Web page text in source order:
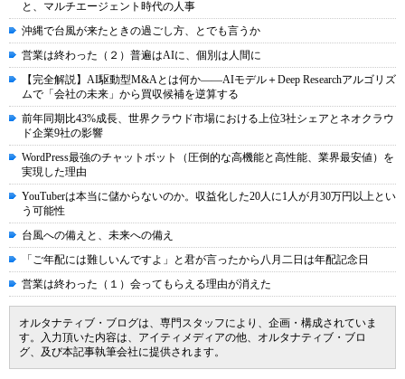
と、マルチエージェント時代の人事
沖縄で台風が来たときの過ごし方、とでも言うか
営業は終わった（２）普遍はAIに、個別は人間に
【完全解説】AI駆動型M&Aとは何か――AIモデル＋Deep Researchアルゴリズ
ムで「会社の未来」から買収候補を逆算する
前年同期比43%成長、世界クラウド市場における上位3社シェアとネオクラウ
ド企業9社の影響
WordPress最強のチャットボット（圧倒的な高機能と高性能、業界最安値）を
実現した理由
YouTuberは本当に儲からないのか。収益化した20人に1人が月30万円以上とい
う可能性
台風への備えと、未来への備え
「ご年配には難しいんですよ」と君が言ったから八月二日は年配記念日
営業は終わった（１）会ってもらえる理由が消えた
オルタナティブ・ブログは、専門スタッフにより、企画・構成されていま
す。入力頂いた内容は、アイティメディアの他、オルタナティブ・ブロ
グ、及び本記事執筆会社に提供されます。